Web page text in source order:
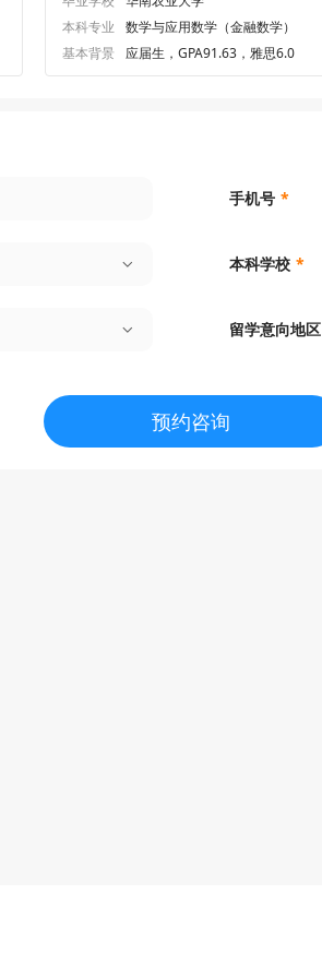
本科专业 数学与应用数学（金融数学）
基本背景
应届生，GPA91.63，雅思6.0
手机号 *
本科学校 *
留学意向地区
预约咨询